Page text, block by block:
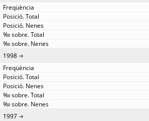
1998
1997